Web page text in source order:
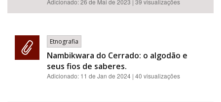
Adicionado:26 de Mai de 2023 | 39 visualizações
Etnografia
Nambikwara do Cerrado: o algodão e
seus fios de saberes.
Adicionado: 11 de Jan de 2024 | 40 visualizações